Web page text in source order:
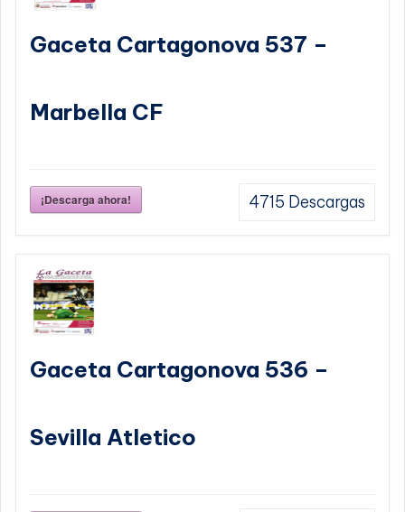
Gaceta Cartagonova 537 –
Marbella CF
¡Descarga ahora! 4715 Descargas
Gaceta Cartagonova 536 –
Sevilla Atletico